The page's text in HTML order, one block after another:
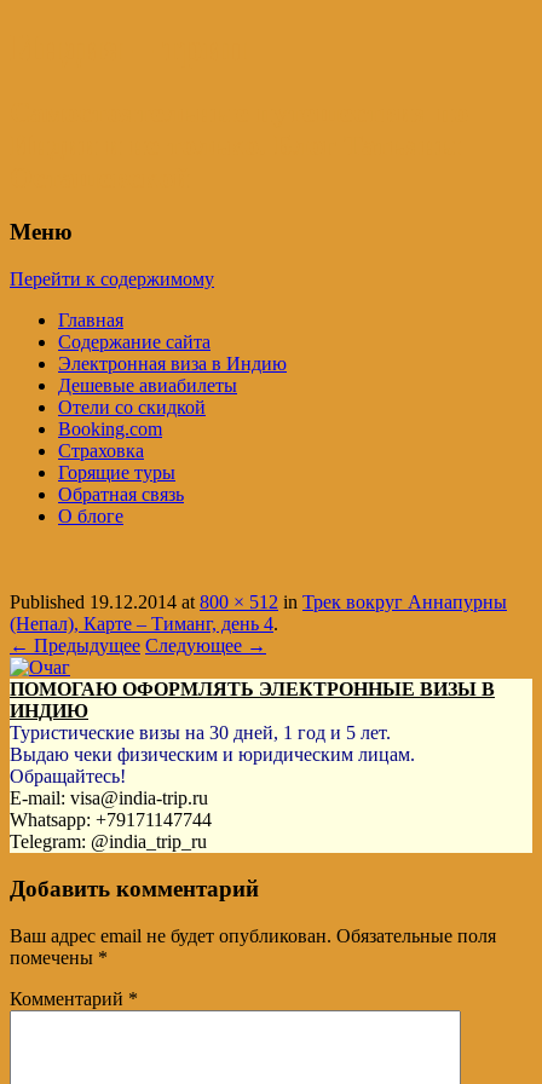
Меню
Перейти к содержимому
Главная
Содержание сайта
Электронная виза в Индию
Дешевые авиабилеты
Отели со скидкой
Booking.com
Страховка
Горящие туры
Обратная связь
О блоге
Published 19.12.2014 at800 × 512 in Трек вокруг Аннапурны
(Непал), Карте – Тиманг, день 4.
← Предыдущее Следующее →
ПОМОГАЮ ОФОРМЛЯТЬ ЭЛЕКТРОННЫЕ ВИЗЫ В
ИНДИЮ
Туристические визы на 30 дней, 1 год и 5 лет.
Выдаю чеки физическим и юридическим лицам.
Обращайтесь!
E-mail: visa@india-trip.ru
Whatsapp: +79171147744
Telegram: @india_trip_ru
Добавить комментарий
Ваш адрес email не будет опубликован. Обязательные поля
помечены *
Комментарий *